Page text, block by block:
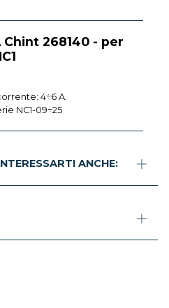
268140 - per
4÷6 A.
NC1-09÷25
ANCHE: